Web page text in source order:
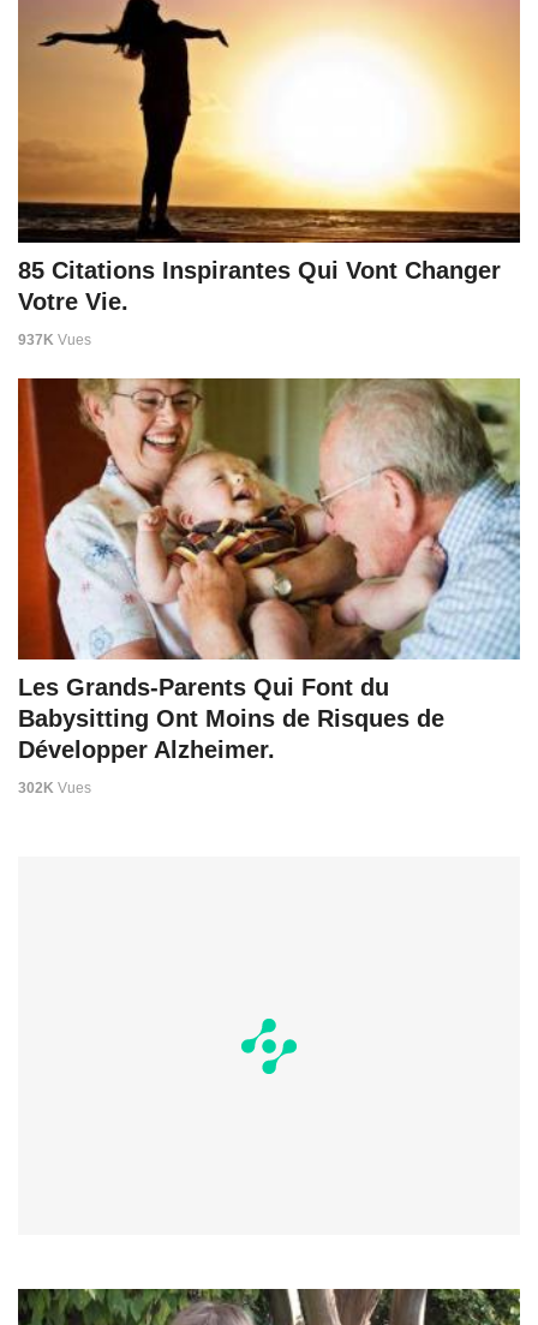
85 Citations Inspirantes Qui Vont Changer
Votre Vie.
937K Vues
Les Grands-Parents Qui Font du
Babysitting Ont Moins de Risques de
Développer Alzheimer.
302K Vues